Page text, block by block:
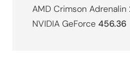
AMD Crimson Adrenalin
NVIDIA GeForce 456.36